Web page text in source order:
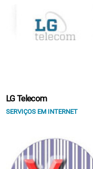
LG Telecom
SERVIÇOS EM INTERNET